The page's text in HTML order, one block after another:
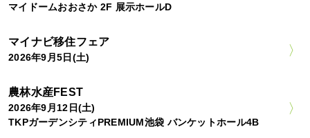
マイドームおおさか 2F 展示ホールD
マイナビ移住フェア
2026年9月5日(土)
農林水産FEST
2026年9月12日(土)
TKPガーデンシティPREMIUM池袋 バンケットホール4B